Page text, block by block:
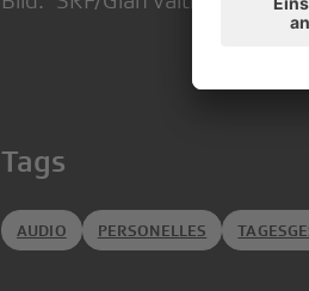
Tags
AUDIO PERSONELLES